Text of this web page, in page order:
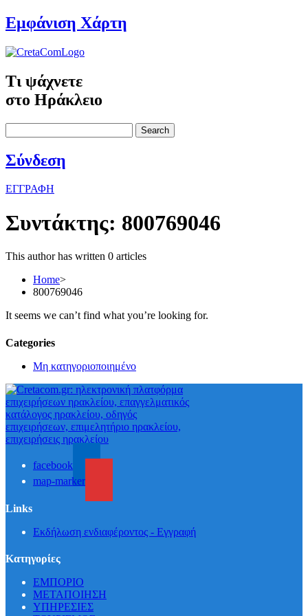
Εμφάνιση Χάρτη
Τι ψάχνετε
στο Ηράκλειο
Search
Σύνδεση
ΕΓΓΡΑΦΗ
Συντάκτης: 800769046
This author has written 0 articles
Home>
800769046
It seems we can’t find what you’re looking for.
Categories
Μη κατηγοριοποιημένο
facebook
map-marker
Links
Εκδήλωση ενδιαφέροντος - Εγγραφή
Κατηγορίες
ΕΜΠΟΡΙΟ
ΜΕΤΑΠΟΙΗΣΗ
ΥΠΗΡΕΣΙΕΣ